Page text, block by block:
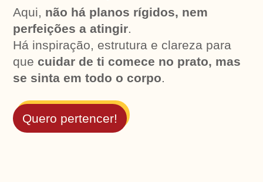
Aqui, não há planos rígidos, nem
perfeições a atingir.
Há inspiração, estrutura e clareza para
quecuidar de ti comece no prato, mas
se sinta em todo o corpo.
Quero pertencer!